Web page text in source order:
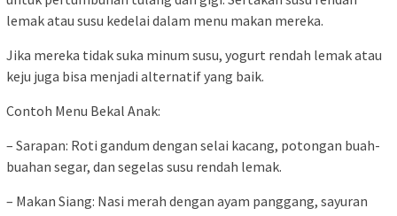
lemak atau susu kedelai dalam menu makan mereka.
Jika mereka tidak suka minum susu, yogurt rendah lemak atau
keju juga bisa menjadi alternatif yang baik.
Contoh Menu Bekal Anak:
– Sarapan: Roti gandum dengan selai kacang, potongan buah-
buahan segar, dan segelas susu rendah lemak.
– Makan Siang: Nasi merah dengan ayam panggang, sayuran